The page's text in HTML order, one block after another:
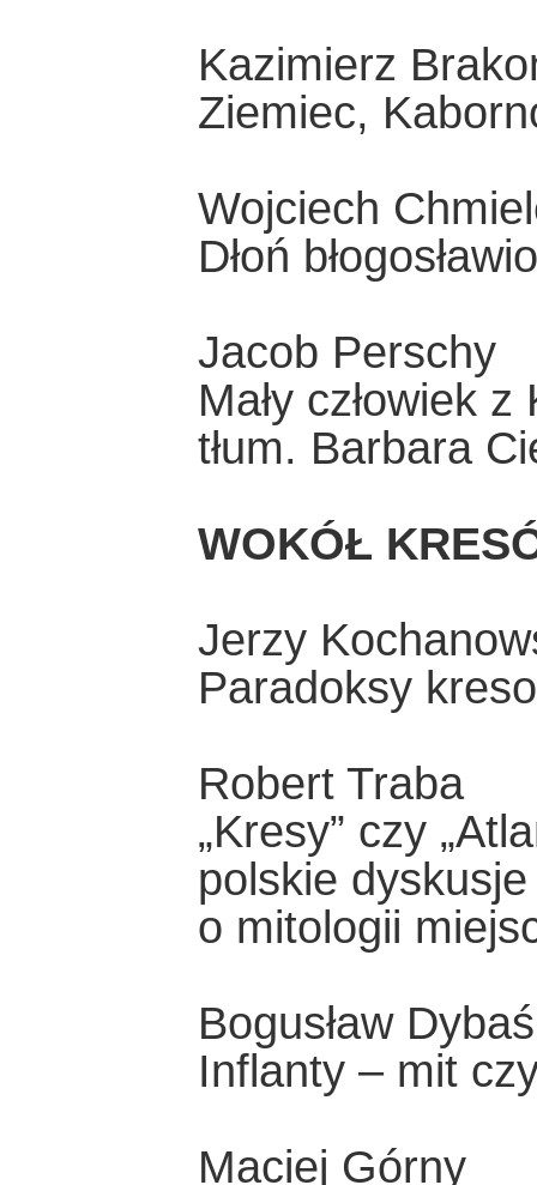
Kazimierz
Ziemiec,
Wojciech
Dłoń
Jacob Perschy
Mały człowiek
tłum. Barbara
WOKÓŁ
Jerzy
Paradoksy
Robert Traba
„Kresy” czy
polskie dyskusje
o mitologii
Bogusław Dybaś
Inflanty – mit
Maciej Górny